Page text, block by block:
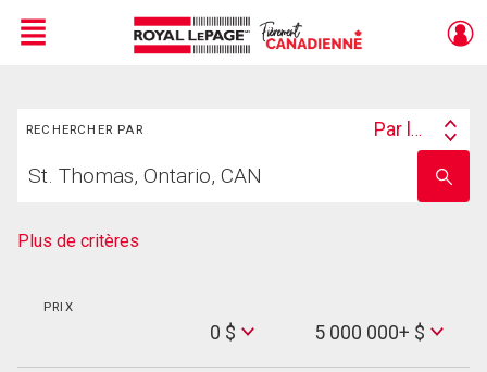
Menu
RECHERCHER PAR
Search
Par lieu
votre
nom
Plus de critères
PRIX
0 $
Max
Price
5 000 000+ $